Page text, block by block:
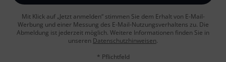
Mit Klick auf „Jetzt anmelden“ stimmen Sie dem Erhalt von E-Mail-
Werbung und einer Messung des E-Mail-Nutzungsverhaltens zu. Die
Abmeldung ist jederzeit möglich. Weitere Informationen finden Sie in
unseren Datenschutzhinweisen.
* Pflichtfeld